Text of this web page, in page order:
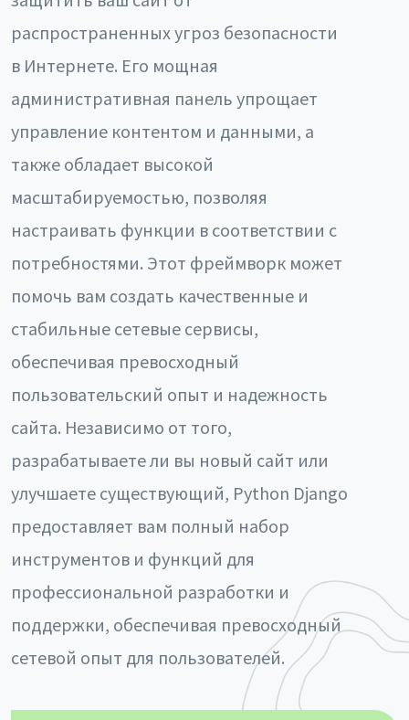
распространенных угроз безопасности
в Интернете. Его мощная
административная панель упрощает
управление контентом и данными, а
также обладает высокой
масштабируемостью, позволяя
настраивать функции в соответствии с
потребностями. Этот фреймворк может
помочь вам создать качественные и
стабильные сетевые сервисы,
обеспечивая превосходный
пользовательский опыт и надежность
сайта. Независимо от того,
разрабатываете ли вы новый сайт или
улучшаете существующий, Python Django
предоставляет вам полный набор
инструментов и функций для
профессиональной разработки и
поддержки, обеспечивая превосходный
сетевой опыт для пользователей.